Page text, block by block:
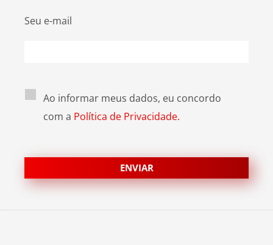
Seu e-mail
Ao informar meus dados, eu concordo
com a Política de Privacidade.